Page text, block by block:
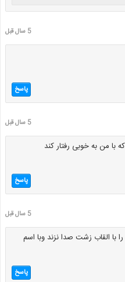
5 سال قبل
پاسخ
5 سال قبل
با من به خوبى رفتار کند
پاسخ
5 سال قبل
القاب زشت صدا نزند وبا اسم
پاسخ